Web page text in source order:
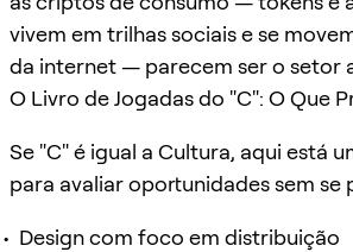
vivem em trilhas sociais e se
da internet — parecem ser o setor
O Livro de Jogadas do "C": O Que
Se "C" é igual a Cultura, aqui está
para avaliar oportunidades sem se
Design com foco em distribuição